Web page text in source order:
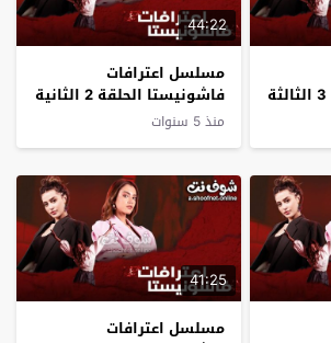
44:22
مسلسل اعترافات
فاشونيستا الحلقة 2 الثانية
منذ 5 سنوات
41:25
مسلسل اعترافات